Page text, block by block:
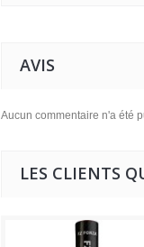
AVIS
Aucun commentaire n'a été
LES CLIENTS